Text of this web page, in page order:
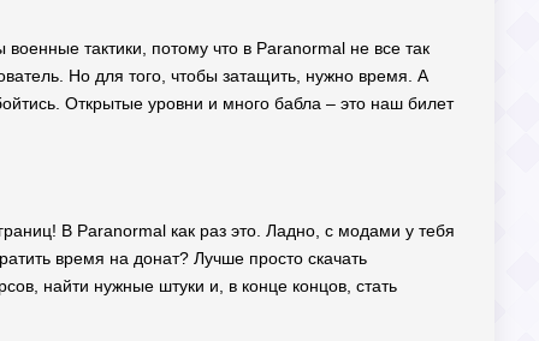
тактики, потому что в Paranormal не все так
Но для того, чтобы затащить, нужно время. А
Открытые уровни и много бабла – это наш билет
В Paranormal как раз это. Ладно, с модами у тебя
время на донат? Лучше просто скачать
найти нужные штуки и, в конце концов, стать